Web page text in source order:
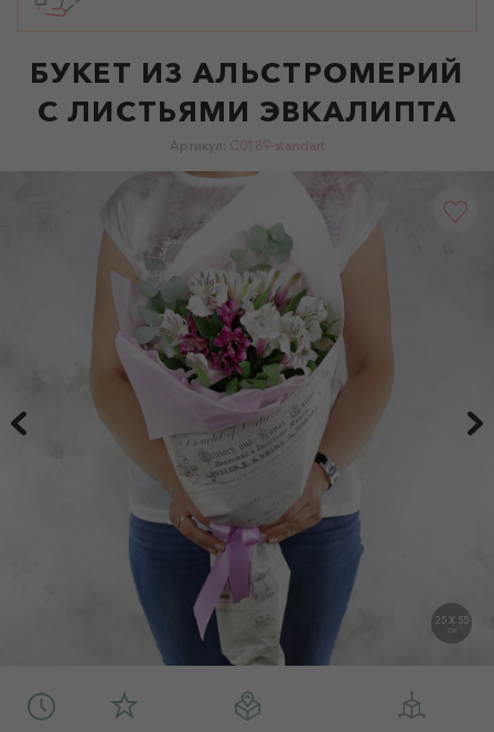
БУКЕТ ИЗ АЛЬСТРОМЕРИЙ
С ЛИСТЬЯМИ ЭВКАЛИПТА
Артикул: C0189-standart
25 X 55
СМ